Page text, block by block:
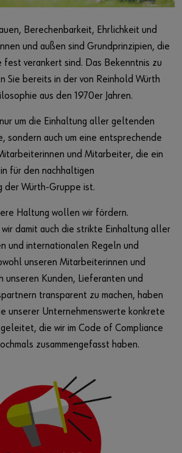
Login
oder
im Online-Shop registrieren?
Shops nutzen.
Jetzt Registrieren
Berechenbarkeit, Ehrlichkeit und
und außen sind Grundprinzipien, die
verankert sind. Das Bekenntnis zu
Sie bereits in der von Reinhold Würth
aus den 1970er Jahren.
um die Einhaltung aller geltenden
sondern auch um eine entsprechende
und Mitarbeiter, die ein
für den nachhaltigen
der Würth-Gruppe ist.
Haltung wollen wir fördern.
damit auch die strikte Einhaltung aller
und internationalen Regeln und
unseren Mitarbeiterinnen und
unseren Kunden, Lieferanten und
transparent zu machen, haben
unserer Unternehmenswerte konkrete
die wir im Code of Compliance
zusammengefasst haben.